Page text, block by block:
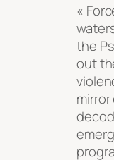
«
the
out